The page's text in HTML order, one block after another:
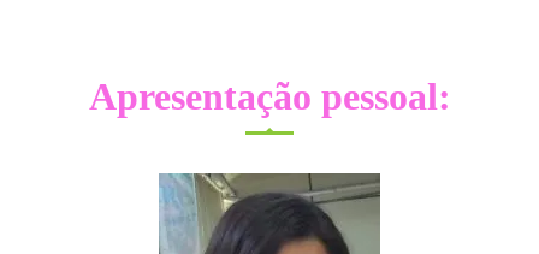
Apresentação pessoal: